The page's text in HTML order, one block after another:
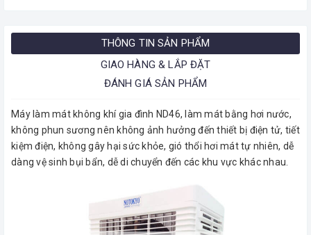
THÔNG TIN SẢN PHẨM
GIAO HÀNG & LẮP ĐẶT
ĐÁNH GIÁ SẢN PHẨM
Máy làm mát không khí gia đình ND46, làm mát bằng hơi nước,
không phun sương nên không ảnh hưởng đến thiết bị điện tử, tiết
kiệm điện, không gây hại sức khỏe, gió thổi hơi mát tự nhiên, dễ
dàng vệ sinh bụi bẩn, dễ di chuyển đến các khu vực khác nhau.